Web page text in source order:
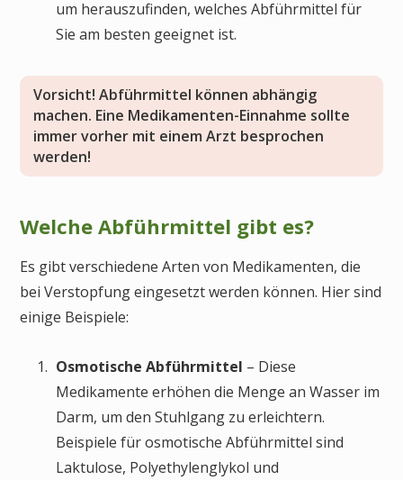
um herauszufinden, welches Abführmittel für
Sie am besten geeignet ist.
Vorsicht! Abführmittel können abhängig
machen. Eine Medikamenten-Einnahme sollte
immer vorher mit einem Arzt besprochen
werden!
Welche Abführmittel gibt es?
Es gibt verschiedene Arten von Medikamenten, die
bei Verstopfung eingesetzt werden können. Hier sind
einige Beispiele:
Osmotische Abführmittel – Diese
Medikamente erhöhen die Menge an Wasser im
Darm, um den Stuhlgang zu erleichtern.
Beispiele für osmotische Abführmittel sind
Laktulose, Polyethylenglykol und